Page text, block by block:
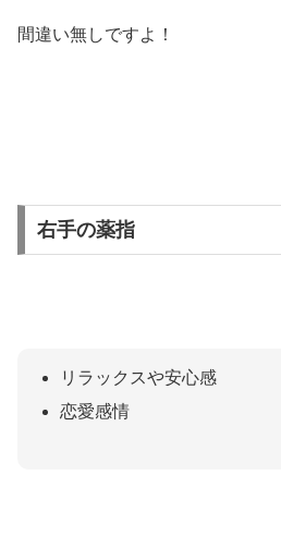
間違い無しですよ！
右手の薬指
リラックスや安心感
恋愛感情